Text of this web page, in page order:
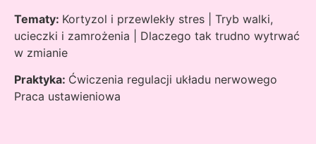
Tematy: Kortyzol i przewlekły stres | Tryb walki,
ucieczki i zamrożenia | Dlaczego tak trudno wytrwać
w zmianie
Praktyka: Ćwiczenia regulacji układu nerwowego
Praca ustawieniowa